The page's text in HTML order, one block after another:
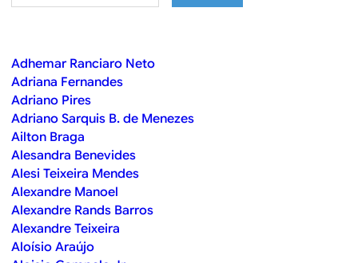
E
b
s
a
Adhemar Ranciaro Neto
Adriana Fernandes
Adriano Pires
Adriano Sarquis B. de Menezes
Ailton Braga
Alesandra Benevides
Alesi Teixeira Mendes
Alexandre Manoel
Alexandre Rands Barros
Alexandre Teixeira
Aloísio Araújo